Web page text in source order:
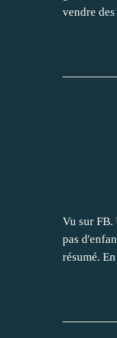
vendre des
Vu sur
pas
résumé.